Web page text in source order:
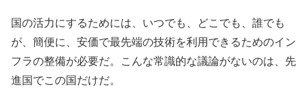
国の活力にするためには、いつでも、どこでも、誰でも
が、簡便に、安価で最先端の技術を利用できるためのイン
フラの整備が必要だ。こんな常識的な議論がないのは、先
進国でこの国だけだ。